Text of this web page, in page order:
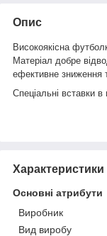
Опис
Високоякісна
Матеріал добре
ефективне зниження
Спеціальні вставки
Характеристики
Основні атрибути
Виробник
Вид виробу